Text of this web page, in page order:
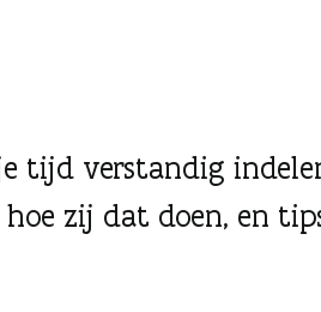
tijd verstandig
zij dat doen, en